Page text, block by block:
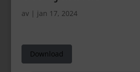
av | jan 17, 2024
Download